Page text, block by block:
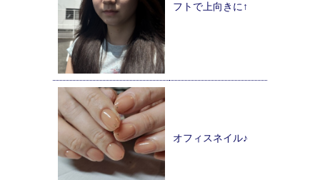
フトで上向きに↑
オフィスネイル♪